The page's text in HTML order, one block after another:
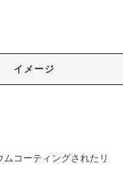
イメージ
コーティングされたリ